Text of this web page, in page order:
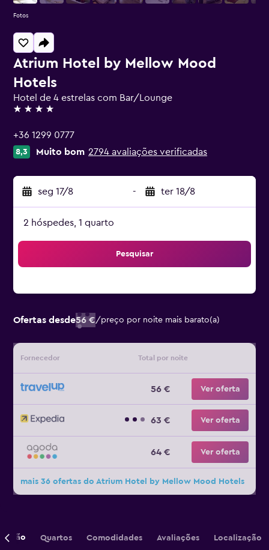
Atrium Hotel by Mellow Mood
Hotels
Hotel de 4 estrelas com Bar/Lounge
4 estrelas
+36 1299 0777
8,3 Muito bom 2794 avaliações verificadas
seg 17/8 - ter 18/8
2 hóspedes, 1 quarto
Pesquisar
Ofertas desde56 €/preço por noite mais barato(a)
Fornecedor Total por noite
56 € Ver oferta
63 € Ver oferta
64 € Ver oferta
mais 36 ofertas do Atrium Hotel by Mellow Mood Hotels
Fotos
Quartos Comodidades Avaliações Localização